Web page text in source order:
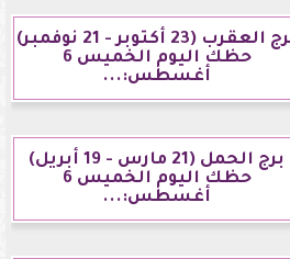
برج العقرب (23 أكتوبر - 21 نوفمبر)
حظك اليوم الخميس 6
أغسطس:...
برج الحمل (21 مارس - 19 أبريل)
حظك اليوم الخميس 6
أغسطس:...